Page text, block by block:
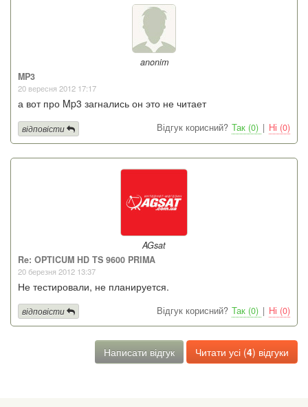
anonim
MP3
20 вересня 2012 17:17
а вот про Mp3 загнались он это не читает
Відгук корисний? Так (0) | Ні (0)
відповісти
AGsat
Re: OPTICUM HD TS 9600 PRIMA
20 березня 2012 13:37
Не тестировали, не планируется.
Відгук корисний? Так (0) | Ні (0)
відповісти
Написати відгук Читати усі (4) відгуки